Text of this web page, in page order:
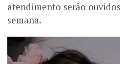
atendimento serão
semana.